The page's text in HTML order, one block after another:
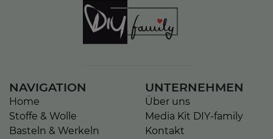
NAVIGATION
Home
Stoffe & Wolle
Basteln & Werkeln
UNTERNEHMEN
Über uns
Media Kit DIY-family
Kontakt